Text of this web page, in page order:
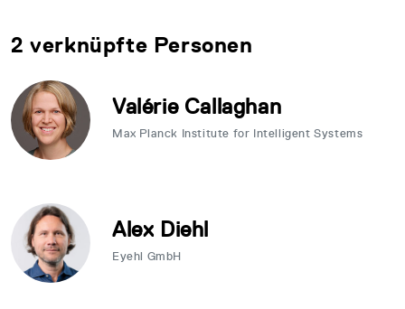
2 verknüpfte Personen
Valérie Callaghan
Max Planck Institute for Intelligent Systems
Alex Diehl
Eyehl GmbH